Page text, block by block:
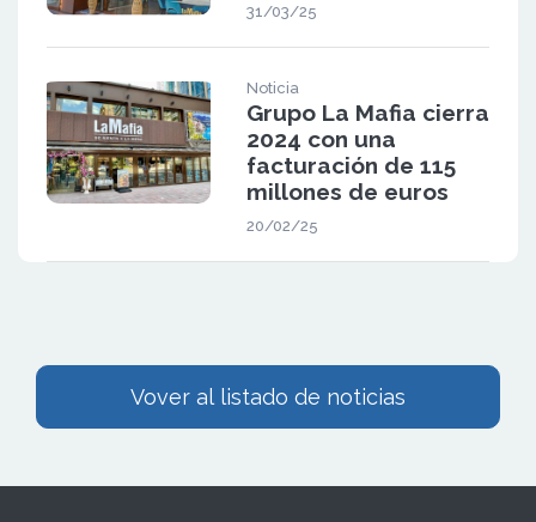
31/03/25
Noticia
Grupo La Mafia cierra
2024 con una
facturación de 115
millones de euros
20/02/25
Vover al listado de noticias